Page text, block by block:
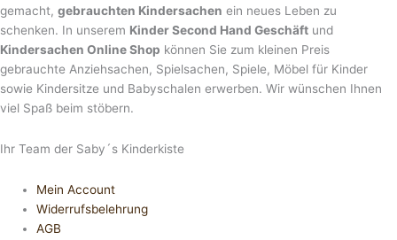
gemacht, gebrauchten Kindersachen ein neues Leben zu
schenken. In unserem Kinder Second Hand Geschäft und
Kindersachen Online Shop können Sie zum kleinen Preis
gebrauchte Anziehsachen, Spiel­sachen, Spiele, Möbel für Kinder
sowie Kindersitze und Babyschalen erwerben. Wir wünschen Ihnen
viel Spaß beim stöbern.
Ihr Team der Saby´s Kinderkiste
Mein Account
Widerrufsbelehrung
AGB